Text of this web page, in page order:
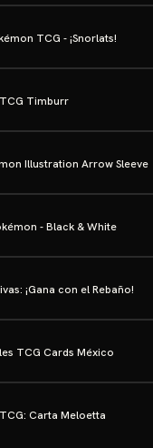
TCG - ¡Snorlats!
Timburr
Illustration Arrow Sleeve
- Black & White
¡Gana con el Rebaño!
TCG Cards México
Carta Meloetta